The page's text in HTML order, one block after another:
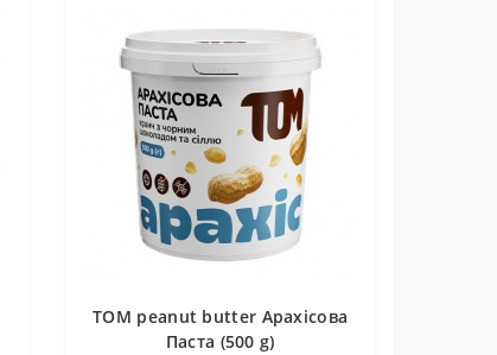
TOM peanut butter Арахісова
Паста (500 g)